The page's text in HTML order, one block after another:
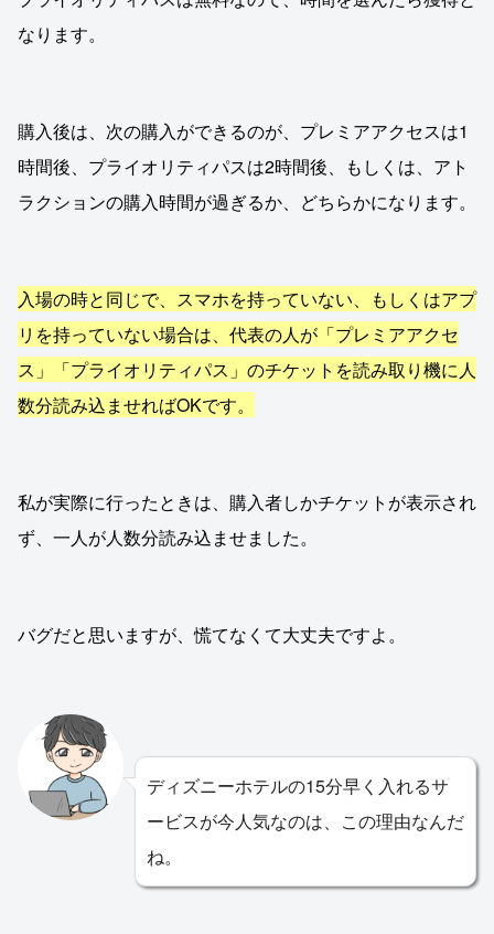
なります。
購入後は、次の購入ができるのが、プレミアアクセスは1
時間後、プライオリティパスは2時間後、もしくは、アト
ラクションの購入時間が過ぎるか、どちらかになります。
入場の時と同じで、スマホを持っていない、もしくはアプ
リを持っていない場合は、代表の人が「プレミアアクセ
ス」「プライオリティパス」のチケットを読み取り機に人
数分読み込ませればOKです。
私が実際に行ったときは、購入者しかチケットが表示され
ず、一人が人数分読み込ませました。
バグだと思いますが、慌てなくて大丈夫ですよ。
ディズニーホテルの15分早く入れるサ
ービスが今人気なのは、この理由なんだ
ね。